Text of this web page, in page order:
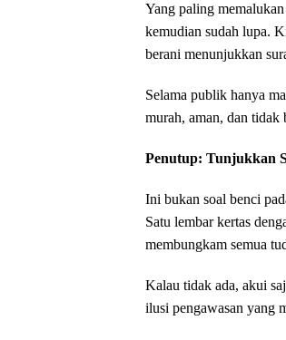
‎Yang paling
kemudian sudah lupa.
berani menunjukkan
‎Selama publik hanya
murah, aman, dan tidak
‎Penutup: Tunjukkan
‎Ini bukan soal benci
Satu lembar kertas
membungkam semua
‎Kalau tidak ada, akui
ilusi pengawasan yang